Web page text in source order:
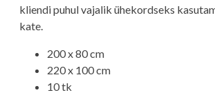
kliendi puhul vajalik ühekordseks
kate.
200 x 80 cm
220 x 100 cm
10 tk